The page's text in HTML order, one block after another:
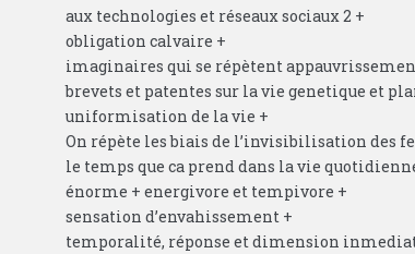
aux technologies et réseaux sociaux 2 +
obligation calvaire +
imaginaires qui se répètent
brevets et patentes sur la vie genetique et
uniformisation de la vie +
On répète les biais de l’invisibilisation des
le temps que ca prend dans la vie
énorme + energivore et tempivore +
sensation d’envahissement +
temporalité, réponse et dimension